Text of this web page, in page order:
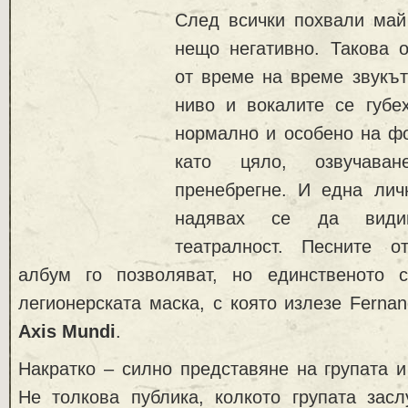
След всички похвали
нещо негативно.
от време на време
ниво и вокалите се
нормално и особено на
като цяло,
пренебрегне. И една
надявах се да
театралност. Песните
албум го позволяват, но единственото
легионерската маска, с която излезе
Axis Mundi.
Накратко – силно представяне на групата
Не толкова публика, колкото групата